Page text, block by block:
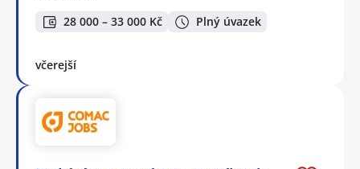
28 000 – 33 000 Kč Plný úvazek
včerejší